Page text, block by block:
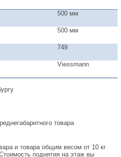
500 мм
500 мм
749
Viessmann
товара
и товара общим весом от 10 кг
поднятия на этаж вы